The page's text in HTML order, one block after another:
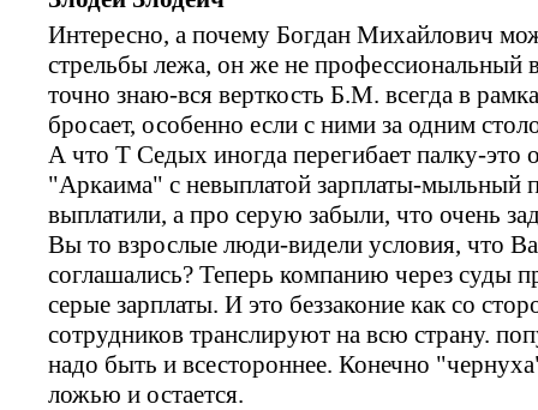
Интересно, а почему Богдан Михайлович
стрельбы лежа, он же не профессиональный
точно знаю-вся верткость Б.М. всегда в
бросает, особенно если с ними за одним
А что Т Седых иногда перегибает палку-это
"Аркаима" с невыплатой зарплаты-мыльный
выплатили, а про серую забыли, что очень
Вы то взрослые люди-видели условия, что
соглашались? Теперь компанию через суды
серые зарплаты. И это беззаконие как со
сотрудников транслируют на всю страну.
надо быть и всестороннее. Конечно
ложью и остается.